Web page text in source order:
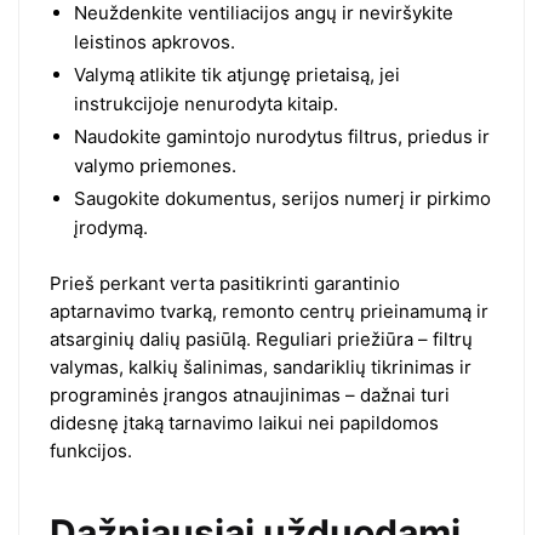
Neuždenkite ventiliacijos angų ir neviršykite
leistinos apkrovos.
Valymą atlikite tik atjungę prietaisą, jei
instrukcijoje nenurodyta kitaip.
Naudokite gamintojo nurodytus filtrus, priedus ir
valymo priemones.
Saugokite dokumentus, serijos numerį ir pirkimo
įrodymą.
Prieš perkant verta pasitikrinti garantinio
aptarnavimo tvarką, remonto centrų prieinamumą ir
atsarginių dalių pasiūlą. Reguliari priežiūra – filtrų
valymas, kalkių šalinimas, sandariklių tikrinimas ir
programinės įrangos atnaujinimas – dažnai turi
didesnę įtaką tarnavimo laikui nei papildomos
funkcijos.